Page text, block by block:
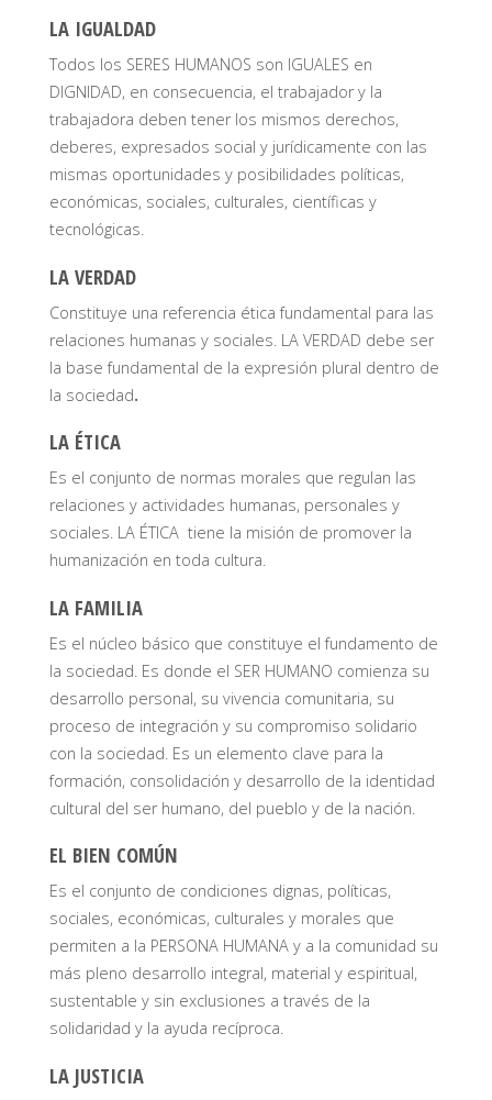
LA IGUALDAD
Todos los SERES HUMANOS son IGUALES en
DIGNIDAD, en consecuencia, el trabajador y la
trabajadora deben tener los mismos derechos,
deberes, expresados social y jurídicamente con las
mismas oportunidades y posibilidades políticas,
económicas, sociales, culturales, científicas y
tecnológicas.
LA VERDAD
Constituye una referencia ética fundamental para las
relaciones humanas y sociales. LA VERDAD debe ser
la base fundamental de la expresión plural dentro de
la sociedad.
LA ÉTICA
Es el conjunto de normas morales que regulan las
relaciones y actividades humanas, personales y
sociales. LA ÉTICA tiene la misión de promover la
humanización en toda cultura.
LA FAMILIA
Es el núcleo básico que constituye el fundamento de
la sociedad. Es donde el SER HUMANO comienza su
desarrollo personal, su vivencia comunitaria, su
proceso de integración y su compromiso solidario
con la sociedad. Es un elemento clave para la
formación, consolidación y desarrollo de la identidad
cultural del ser humano, del pueblo y de la nación.
EL BIEN COMÚN
Es el conjunto de condiciones dignas, políticas,
sociales, económicas, culturales y morales que
permiten a la PERSONA HUMANA y a la comunidad su
más pleno desarrollo integral, material y espiritual,
sustentable y sin exclusiones a través de la
solidaridad y la ayuda recíproca.
LA JUSTICIA